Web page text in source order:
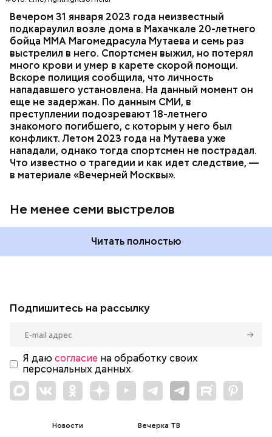
Вечером 31 января 2023 года неизвестный
подкараулил возле дома в Махачкале 20-летнего
бойца ММА Магомедрасула Мутаева и семь раз
выстрелил в него. Спортсмен выжил, но потерял
много крови и умер в карете скорой помощи.
Вскоре полиция сообщила, что личность
нападавшего установлена. На данный момент он
еще не задержан. По данным СМИ, в
преступлении подозревают 18-летнего
знакомого погибшего, с которым у него был
конфликт. Летом 2023 года на Мутаева уже
нападали, однако тогда спортсмен не пострадал.
Что известно о трагедии и как идет следствие, —
в материале «Вечерней Москвы».
Не менее семи выстрелов
Очевидцы трагедии вызвали полицию и скорую
помощь, однако врачи оказались бессильны —
пострадавший умер по пути в больницу.
Читать полностью
СПОРТ СЛЕДСТВЕННЫЙ КОМИТЕТ
ММА
РЕСПУБЛИКА ДАГЕСТАН
СМЕРТЬ
Подпишитесь на рассылку
Я даю согласие на обработку своих
персональных данных.
Новости
Вечерка ТВ